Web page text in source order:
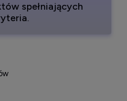
spełniających